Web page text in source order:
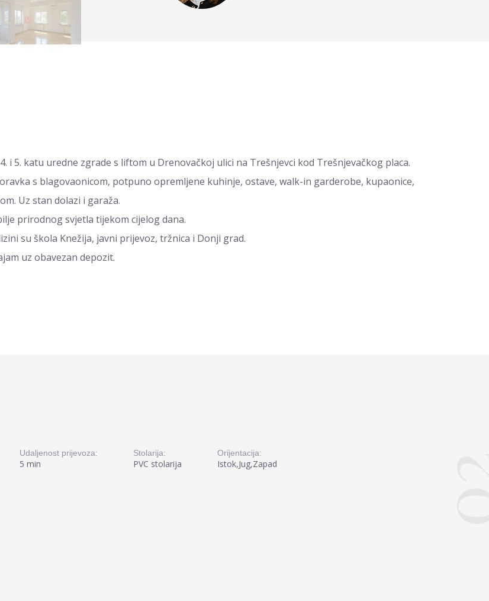
i 5. katu uredne zgrade s liftom u Drenovačkoj ulici na Trešnjevci kod Trešnjevačkog placa.
s blagovaonicom, potpuno opremljene kuhinje, ostave, walk-in garderobe, kupaonice,
Uz stan dolazi i garaža.
prirodnog svjetla tijekom cijelog dana.
su škola Knežija, javni prijevoz, tržnica i Donji grad.
uz obavezan depozit.
Udaljenost prijevoza:
5 min
Stolarija:
PVC stolarija
Orijentacija:
Istok,Jug,Zapad